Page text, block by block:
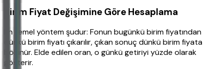
Birim Fiyat Değişimine Göre Hesaplama
En temel yöntem şudur: Fonun bugünkü birim fiyatından
dünkü birim fiyatı çıkarılır, çıkan sonuç dünkü birim fiyata
bölünür. Elde edilen oran, o günkü getiriyi yüzde olarak
gösterir.